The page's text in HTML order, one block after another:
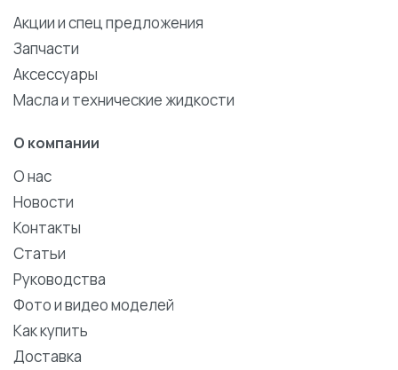
Акции и спец предложения
Запчасти
Аксессуары
Масла и технические жидкости
О компании
О нас
Новости
Контакты
Статьи
Руководства
Фото и видео моделей
Как купить
Доставка